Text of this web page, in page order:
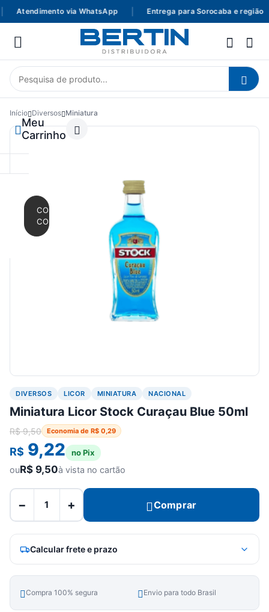
Atendimento via WhatsApp Entrega para Sorocaba e região
Meu
Carrinho
CONTINUAR
COMPRANDO
Início Diversos Miniatura
DIVERSOS LICOR MINIATURA NACIONAL
Miniatura Licor Stock Curaçau Blue 50ml
R$9,50 Economia de R$ 0,29
R$ 9,22 no Pix
ouR$ 9,50à vista no cartão
− + Comprar
Calcular frete e prazo
Compra 100% segura Envio para todo Brasil